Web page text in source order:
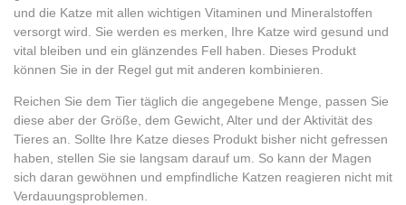
und die Katze mit allen wichtigen Vitaminen und Mineralstoffen
versorgt wird. Sie werden es merken, Ihre Katze wird gesund und
vital bleiben und ein glänzendes Fell haben. Dieses Produkt
können Sie in der Regel gut mit anderen kombinieren.
Reichen Sie dem Tier täglich die angegebene Menge, passen Sie
diese aber der Größe, dem Gewicht, Alter und der Aktivität des
Tieres an. Sollte Ihre Katze dieses Produkt bisher nicht gefressen
haben, stellen Sie sie langsam darauf um. So kann der Magen
sich daran gewöhnen und empfindliche Katzen reagieren nicht mit
Verdauungsproblemen.